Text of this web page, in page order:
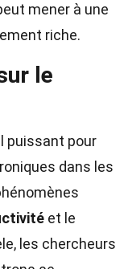
mener à une
riche.
le
puissant pour
dans les
et le
les chercheurs